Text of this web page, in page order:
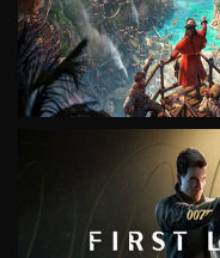
VIEW
VIEW